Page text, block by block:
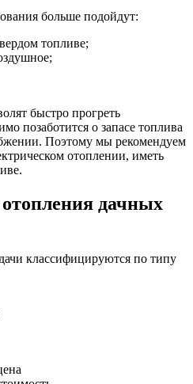
больше подойдут:
топливе;
быстро прогреть
позаботится о запасе топлива
Поэтому мы рекомендуем
отоплении, иметь
дачных
классифицируются по типу